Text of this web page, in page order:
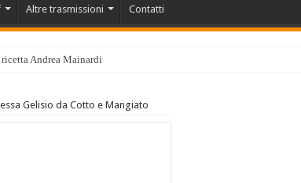
Altre trasmissioni Contatti
Andrea Mainardi
Gelisio da Cotto e Mangiato